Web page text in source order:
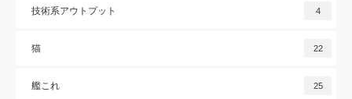
技術系アウトプット 4
猫 22
艦これ 25